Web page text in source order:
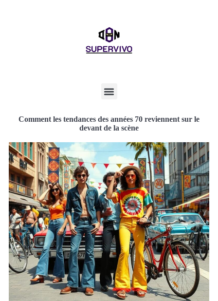
Comment les tendances des années 70 reviennent sur le
devant de la scène